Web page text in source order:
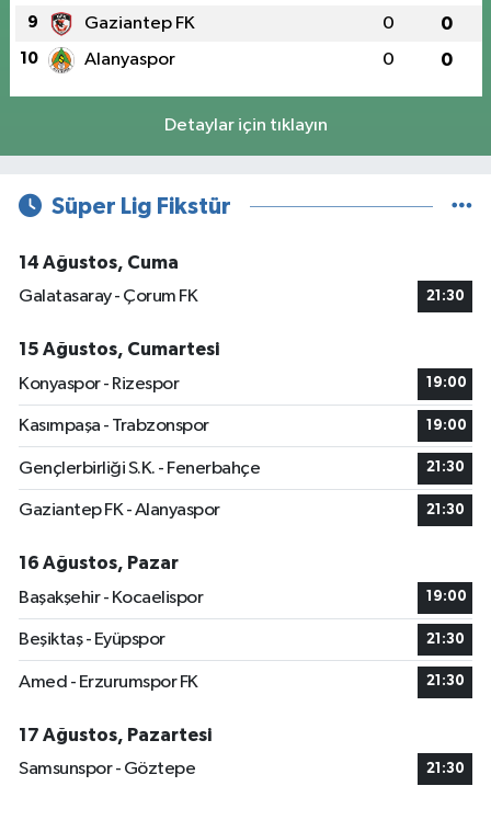
9 Gaziantep FK 0 0
10 Alanyaspor 0 0
Detaylar için tıklayın
Süper Lig Fikstür
14 Ağustos, Cuma
Galatasaray - Çorum FK
21:30
15 Ağustos, Cumartesi
Konyaspor - Rizespor
19:00
Kasımpaşa - Trabzonspor 19:00
Gençlerbirliği S.K. - Fenerbahçe 21:30
Gaziantep FK - Alanyaspor 21:30
16 Ağustos, Pazar
Başakşehir - Kocaelispor
19:00
Beşiktaş - Eyüpspor 21:30
Amed - Erzurumspor FK 21:30
17 Ağustos, Pazartesi
Samsunspor - Göztepe
21:30